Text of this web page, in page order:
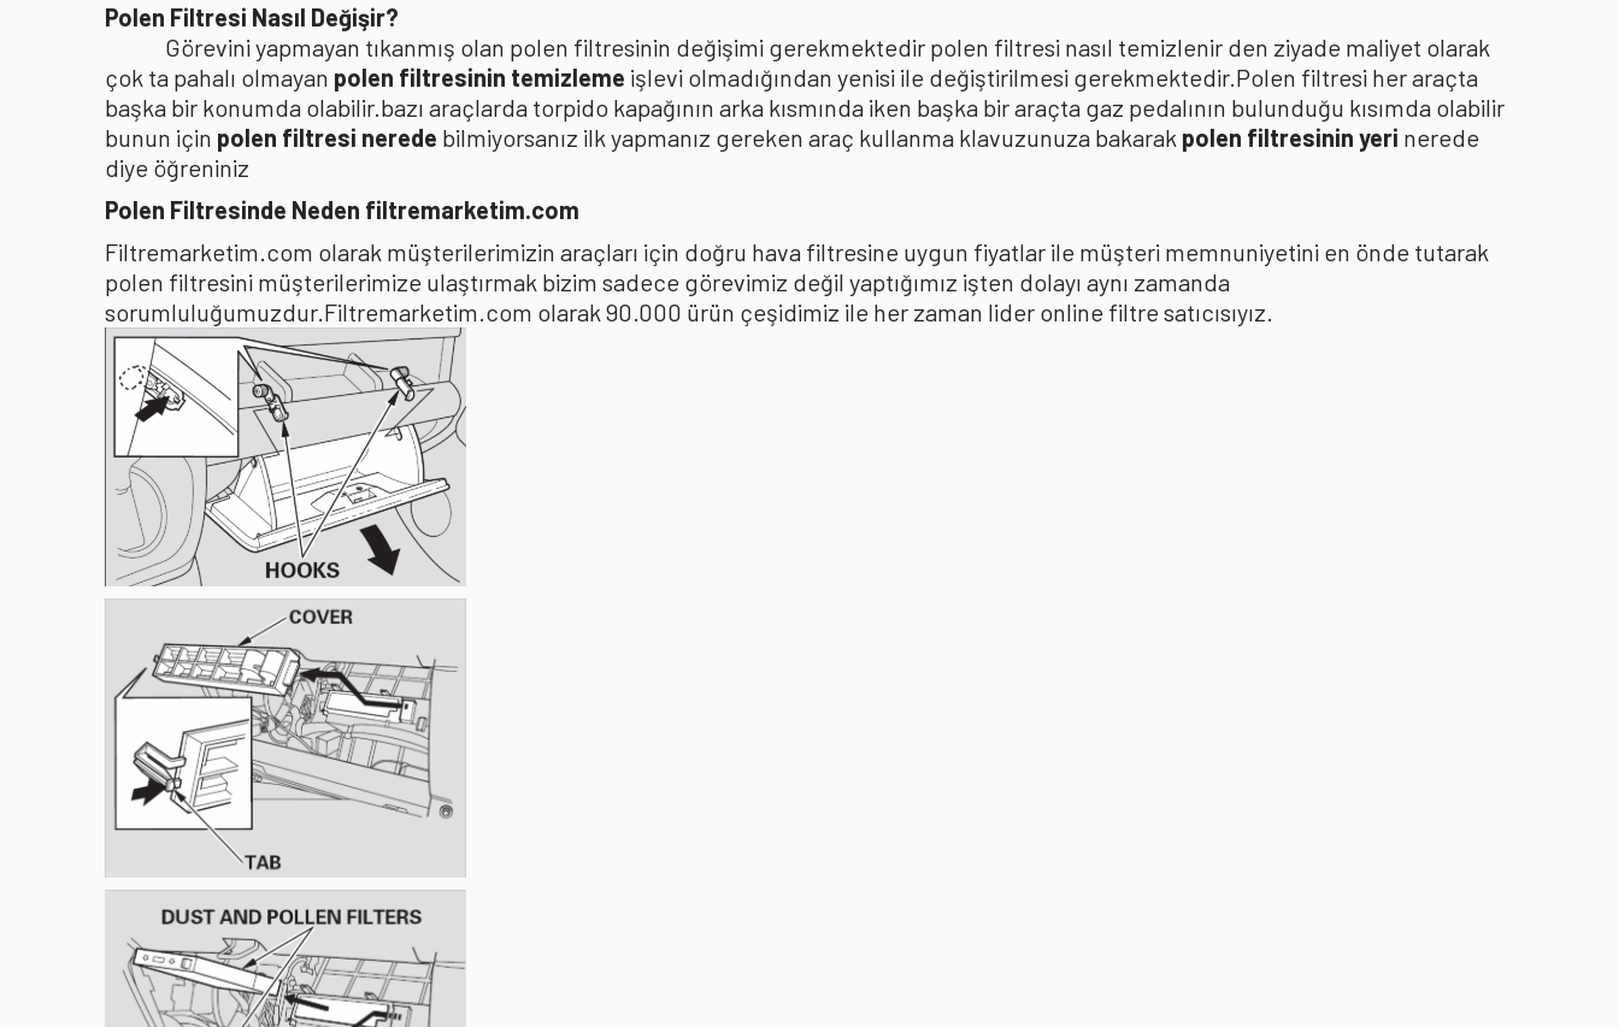
Polen Filtresi Nasıl Değişir?
Görevini yapmayan tıkanmış olan polen filtresinin değişimi gerekmektedir polen filtresi nasıl temizlenir den ziyade maliyet olarak
çok ta pahalı olmayan polen filtresinin temizleme işlevi olmadığından yenisi ile değiştirilmesi gerekmektedir.Polen filtresi her araçta
başka bir konumda olabilir.bazı araçlarda torpido kapağının arka kısmında iken başka bir araçta gaz pedalının bulunduğu kısımda olabilir
bunun için polen filtresi nerede bilmiyorsanız ilk yapmanız gereken araç kullanma klavuzunuza bakarak polen filtresinin yeri nerede
diye öğreniniz
Polen Filtresinde Neden filtremarketim.com
Filtremarketim.com olarak müşterilerimizin araçları için doğru hava filtresine uygun fiyatlar ile müşteri memnuniyetini en önde tutarak
polen filtresini müşterilerimize ulaştırmak bizim sadece görevimiz değil yaptığımız işten dolayı aynı zamanda
sorumluluğumuzdur.Filtremarketim.com olarak 90.000 ürün çeşidimiz ile her zaman lider online filtre satıcısıyız.